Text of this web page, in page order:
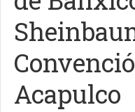
Acapulco